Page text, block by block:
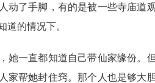
动了手脚，有的是被一些寺庙道
道的情况下。
她一直都知道自己带仙家缘份。
家帮她封住窍。那个人也是够大